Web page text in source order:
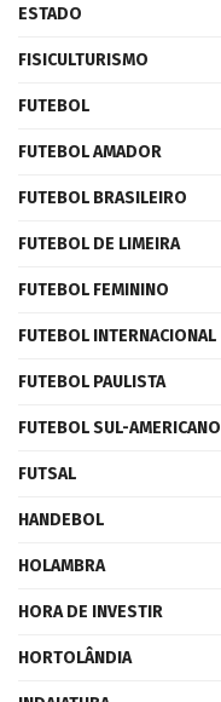
ESTADO
FISICULTURISMO
FUTEBOL
FUTEBOL AMADOR
FUTEBOL BRASILEIRO
FUTEBOL DE LIMEIRA
FUTEBOL FEMININO
FUTEBOL INTERNACIONAL
FUTEBOL PAULISTA
FUTEBOL SUL-AMERICANO
FUTSAL
HANDEBOL
HOLAMBRA
HORA DE INVESTIR
HORTOLÂNDIA